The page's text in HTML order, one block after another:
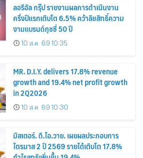
ลอรีอัล กรุ๊ป รายงานผลการดำเนินงาน
ครึ่งปีแรกเติบโต 6.5% คว้าลิขสิทธิ์ความ
งามแบรนด์กุชชี่ 50 ปี
10 ส.ค. 69 10:35
MR. D.I.Y. delivers 17.8% revenue
growth and 19.4% net profit growth
in 2Q2026
10 ส.ค. 69 10:30
มิสเตอร์. ดี.ไอ.วาย. เผยผลประกอบการ
ไตรมาส 2 ปี 2569 รายได้เติบโต 17.8%